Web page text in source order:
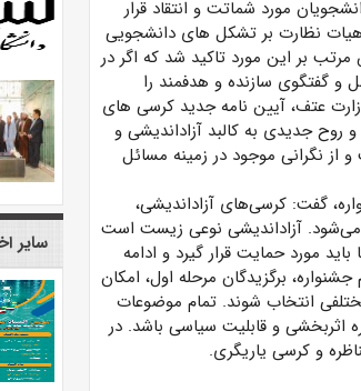
مورد شماتت و انتقاد قرار
هیات نظارت بر تشکل­ های دانشجویی
بر این مورد تاکید شد که اگر در
و گفتگوی سازنده و هدفمند را
عتف، آیین­ نامه جدید کرسی­ های
روح جدیدی به کالبد آزاداندیشی و
از نگرانی موجود در زمینه مسائل
گفت: کرسی‌­های آزاداندیشی،
می‌شود. آزاداندیشی نوعی زیست است
مورد حمایت قرار گیرد و ادامه
برگزیدگان مرحله اول، امکان
انتخاب ‌شوند. تمام موضوعات
اثربخشی و قابلیت سیاسی باشد. در
و کرسی یاریگری.
سایر